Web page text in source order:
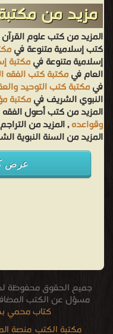
مزيد من
المزيد من كتب علوم
كتب إسلامية متنوعة في
إسلامية متنوعة فيمكتبة
العام فيمكتبة كتب الفقه
فيمكتبة كتب التوحيد
النبوي الشريف فيمكتبة
المزيد من كتب أصول
وقواعده, المزيد من
المزيد من السنة النبوية
عرض
جميع الحقوق محفوظة
مسؤل عن الكتب
كتاب محمي
مكتبة الكتب منصة